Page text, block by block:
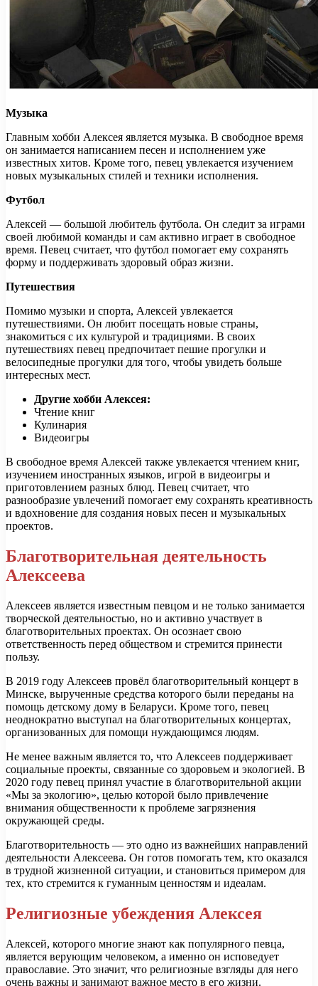
Музыка
Главным хобби Алексея является музыка. В свободное время
он занимается написанием песен и исполнением уже
известных хитов. Кроме того, певец увлекается изучением
новых музыкальных стилей и техники исполнения.
Футбол
Алексей — большой любитель футбола. Он следит за играми
своей любимой команды и сам активно играет в свободное
время. Певец считает, что футбол помогает ему сохранять
форму и поддерживать здоровый образ жизни.
Путешествия
Помимо музыки и спорта, Алексей увлекается
путешествиями. Он любит посещать новые страны,
знакомиться с их культурой и традициями. В своих
путешествиях певец предпочитает пешие прогулки и
велосипедные прогулки для того, чтобы увидеть больше
интересных мест.
Другие хобби Алексея:
Чтение книг
Кулинария
Видеоигры
В свободное время Алексей также увлекается чтением книг,
изучением иностранных языков, игрой в видеоигры и
приготовлением разных блюд. Певец считает, что
разнообразие увлечений помогает ему сохранять креативность
и вдохновение для создания новых песен и музыкальных
проектов.
Благотворительная деятельность
Алексеева
Алексеев является известным певцом и не только занимается
творческой деятельностью, но и активно участвует в
благотворительных проектах. Он осознает свою
ответственность перед обществом и стремится принести
пользу.
В 2019 году Алексеев провёл благотворительный концерт в
Минске, вырученные средства которого были переданы на
помощь детскому дому в Беларуси. Кроме того, певец
неоднократно выступал на благотворительных концертах,
организованных для помощи нуждающимся людям.
Не менее важным является то, что Алексеев поддерживает
социальные проекты, связанные со здоровьем и экологией. В
2020 году певец принял участие в благотворительной акции
«Мы за экологию», целью которой было привлечение
внимания общественности к проблеме загрязнения
окружающей среды.
Благотворительность — это одно из важнейших направлений
деятельности Алексеева. Он готов помогать тем, кто оказался
в трудной жизненной ситуации, и становиться примером для
тех, кто стремится к гуманным ценностям и идеалам.
Религиозные убеждения Алексея
Алексей, которого многие знают как популярного певца,
является верующим человеком, а именно он исповедует
православие. Это значит, что религиозные взгляды для него
очень важны и занимают важное место в его жизни.